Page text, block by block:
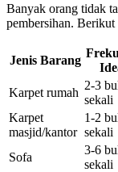
Banyak orang tidak
pembersihan. Berikut
Jenis Barang
Karpet rumah
2-3
sekali
Karpet
masjid/kantor
1-2
sekali
Sofa
3-6
sekali